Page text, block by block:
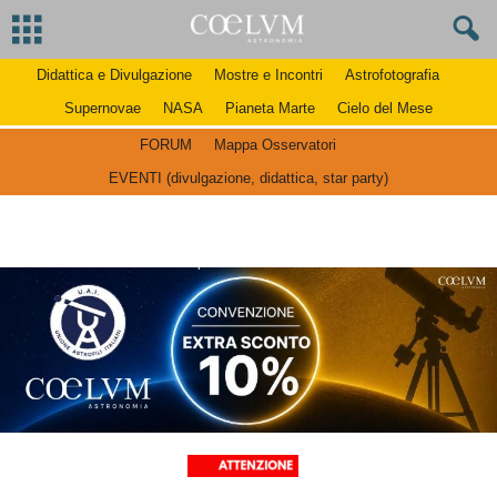
Didattica e Divulgazione Mostre e Incontri
Astrofotografia
Supernovae
NASA Pianeta Marte Cielo del Mese
FORUM
Mappa Osservatori
EVENTI (divulgazione, didattica, star party)